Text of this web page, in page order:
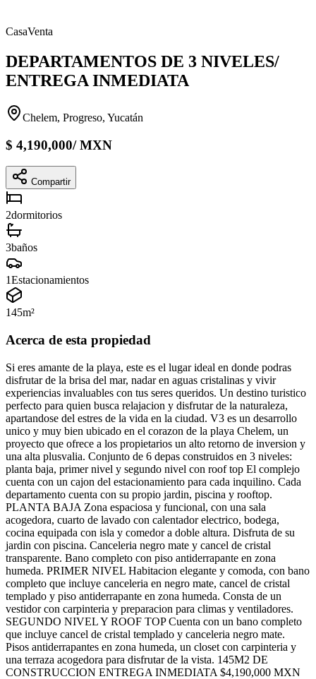
CasaVenta
DEPARTAMENTOS DE 3 NIVELES/
ENTREGA INMEDIATA
Chelem, Progreso, Yucatán
$ 4,190,000/MXN
Compartir
2dormitorios
3baños
1Estacionamientos
145m²
Acerca de esta propiedad
Si eres amante de la playa, este es el lugar ideal en donde podras
disfrutar de la brisa del mar, nadar en aguas cristalinas y vivir
experiencias invaluables con tus seres queridos. Un destino turistico
perfecto para quien busca relajacion y disfrutar de la naturaleza,
apartandose del estres de la vida en la ciudad. V3 es un desarrollo
unico y muy bien ubicado en el corazon de la playa Chelem, un
proyecto que ofrece a los propietarios un alto retorno de inversion y
una alta plusvalia. Conjunto de 6 depas construidos en 3 niveles:
planta baja, primer nivel y segundo nivel con roof top El complejo
cuenta con un cajon del estacionamiento para cada inquilino. Cada
departamento cuenta con su propio jardin, piscina y rooftop.
PLANTA BAJA Zona espaciosa y funcional, con una sala
acogedora, cuarto de lavado con calentador electrico, bodega,
cocina equipada con isla y comedor a doble altura. Disfruta de su
jardin con piscina. Canceleria negro mate y cancel de cristal
transparente. Bano completo con piso antiderrapante en zona
humeda. PRIMER NIVEL Habitacion elegante y comoda, con bano
completo que incluye canceleria en negro mate, cancel de cristal
templado y piso antiderrapante en zona humeda. Consta de un
vestidor con carpinteria y preparacion para climas y ventiladores.
SEGUNDO NIVEL Y ROOF TOP Cuenta con un bano completo
que incluye cancel de cristal templado y canceleria negro mate.
Pisos antiderrapantes en zona humeda, un closet con carpinteria y
una terraza acogedora para disfrutar de la vista. 145M2 DE
CONSTRUCCION ENTREGA INMEDIATA $4,190,000 MXN